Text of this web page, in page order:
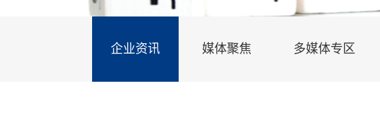
企业资讯 媒体聚焦 多媒体专区